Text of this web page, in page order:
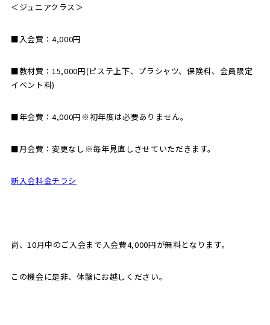
＜ジュニアクラス＞
■入会費：4,000円
■教材費：15,000円(ピステ上下、プラシャツ、保険料、会員限定
イベント料)
■年会費：4,000円※初年度は必要ありません。
■月会費：変更なし※毎年見直しさせていただきます。
新入会料金チラシ
尚、10月中のご入会まで入会費4,000円が無料となります。
この機会に是非、体験にお越しください。